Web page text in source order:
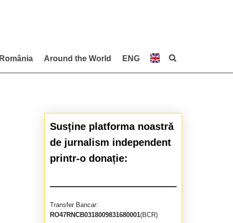
România Around the World ENG
Susține platforma noastră
de jurnalism independent
printr-o donație:
Transfer Bancar:
RO47RNCB0318009831680001(BCR)